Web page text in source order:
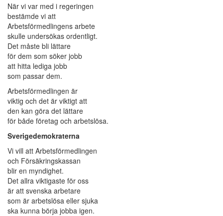
När vi var med i regeringen
bestämde vi att
Arbetsförmedlingens arbete
skulle undersökas ordentligt.
Det måste bli lättare
för dem som söker jobb
att hitta lediga jobb
som passar dem.
Arbetsförmedlingen är
viktig och det är viktigt att
den kan göra det lättare
för både företag och arbetslösa.
Sverigedemokraterna
Vi vill att Arbetsförmedlingen
och Försäkringskassan
blir en myndighet.
Det allra viktigaste för oss
är att svenska arbetare
som är arbetslösa eller sjuka
ska kunna börja jobba igen.